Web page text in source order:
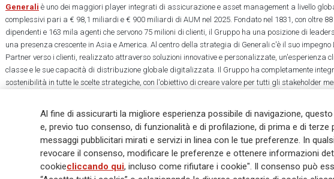
Generali è uno dei maggiori player integrati di assicurazione e asset management a livello
complessivi pari a € 98,1 miliardi e € 900 miliardi di AUM nel 2025. Fondato nel 1831, con oltre
dipendenti e 163 mila agenti che servono 75 milioni di clienti, il Gruppo ha una posizione di
una presenza crescente in Asia e America. Al centro della strategia di Generali c'è il suo impegno
Partner verso i clienti, realizzato attraverso soluzioni innovative e personalizzate, un'esperienza
classe e le sue capacità di distribuzione globale digitalizzata. Il Gruppo ha completamente
sostenibilità in tutte le scelte strategiche, con l'obiettivo di creare valore per tutti gli stakeholder
Cookie Policy Privacy & GDPR FATCA EMIR exemption Olocausto
Al fine di assicurarti la migliore esperienza possibile di navigazione,
e, previo tuo consenso, di funzionalità e di profilazione, di prima e di terze
messaggi pubblicitari mirati e servizi in linea con le tue preferenze. In
revocare il consenso, modificare le preferenze e ottenere informazioni
cookiecliccando qui, incluso come rifiutare i cookie". Il consenso può